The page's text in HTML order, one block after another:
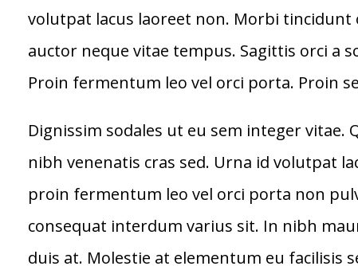
volutpat lacus laoreet non. Morbi tincidunt
auctor neque vitae tempus. Sagittis orci a
Proin fermentum leo vel orci porta. Proin
Dignissim sodales ut eu sem integer vitae.
nibh venenatis cras sed. Urna id volutpat
proin fermentum leo vel orci porta non
consequat interdum varius sit. In nibh
duis at. Molestie at elementum eu facilisis